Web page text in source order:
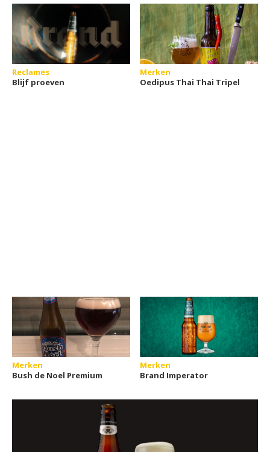
Reclames
Blijf proeven
Merken
Oedipus Thai Thai Tripel
Merken
Bush de Noel Premium
Merken
Brand Imperator